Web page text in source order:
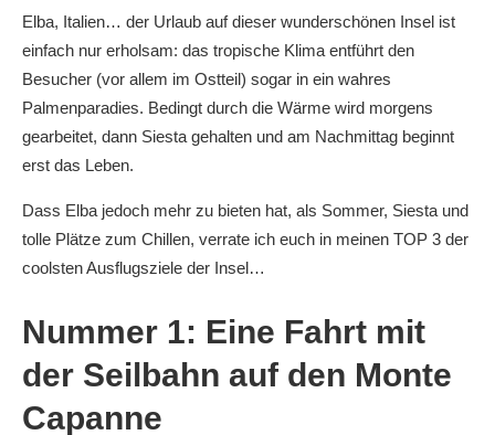
Elba, Italien… der Urlaub auf dieser wunderschönen Insel ist
einfach nur erholsam: das tropische Klima entführt den
Besucher (vor allem im Ostteil) sogar in ein wahres
Palmenparadies. Bedingt durch die Wärme wird morgens
gearbeitet, dann Siesta gehalten und am Nachmittag beginnt
erst das Leben.
Dass Elba jedoch mehr zu bieten hat, als Sommer, Siesta und
tolle Plätze zum Chillen, verrate ich euch in meinen TOP 3 der
coolsten Ausflugsziele der Insel…
Nummer 1: Eine Fahrt mit
der Seilbahn auf den Monte
Capanne